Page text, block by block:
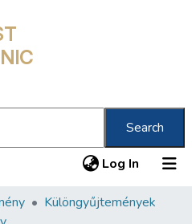
Search
Log In (current)
Különgyűjtemények